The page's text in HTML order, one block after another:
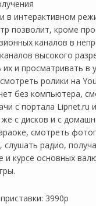
в интерактивном
позволит, кроме
каналов в
высокого
их и просматривать в
ролики на
без компьютера,
с портала Lipnet.ru
с дисков и с
смотреть
слушать радио,
и курсе основных
3990р